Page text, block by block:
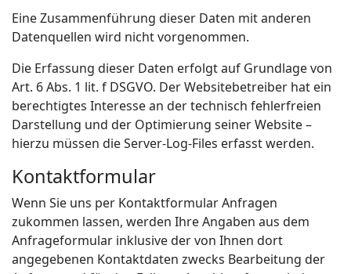
Eine Zusammenführung dieser Daten mit anderen
Datenquellen wird nicht vorgenommen.
Die Erfassung dieser Daten erfolgt auf Grundlage von
Art. 6 Abs. 1 lit. f DSGVO. Der Websitebetreiber hat ein
berechtigtes Interesse an der technisch fehlerfreien
Darstellung und der Optimierung seiner Website –
hierzu müssen die Server-Log-Files erfasst werden.
Kontaktformular
Wenn Sie uns per Kontaktformular Anfragen
zukommen lassen, werden Ihre Angaben aus dem
Anfrageformular inklusive der von Ihnen dort
angegebenen Kontaktdaten zwecks Bearbeitung der